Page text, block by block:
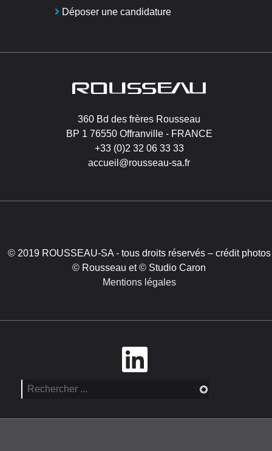
Déposer une candidature
360 Bd des frères Rousseau
BP 1 76550 Offranville - FRANCE
+33 (0)2 32 06 33 33
accueil@rousseau-sa.fr
© 2019 ROUSSEAU-SA - tous droits réservés – crédit photos
© Rousseau et © Studio Caron
Mentions légales